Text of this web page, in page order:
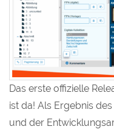
Das erste offizielle
ist da! Als Ergebnis
und der